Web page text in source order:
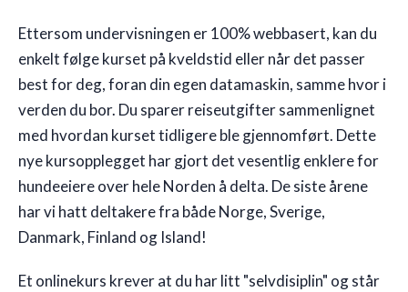
Ettersom undervisningen er 100% webbasert, kan du
enkelt følge kurset på kveldstid eller når det passer
best for deg, foran din egen datamaskin, samme hvor i
verden du bor. Du sparer reiseutgifter sammenlignet
med hvordan kurset tidligere ble gjennomført. Dette
nye kursopplegget har gjort det vesentlig enklere for
hundeeiere over hele Norden å delta. De siste årene
har vi hatt deltakere fra både Norge, Sverige,
Danmark, Finland og Island!
Et onlinekurs krever at du har litt "selvdisiplin" og står